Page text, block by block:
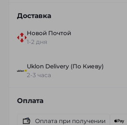
Доставка
Новой Почтой
1-2 дня
Uklon Delivery (По Киеву)
2-3 часа
Оплата
Оплата при получении